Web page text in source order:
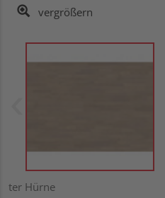
vergrößern
ter Hürne